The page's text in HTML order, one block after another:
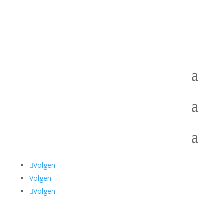
Volgen
Volgen
Volgen